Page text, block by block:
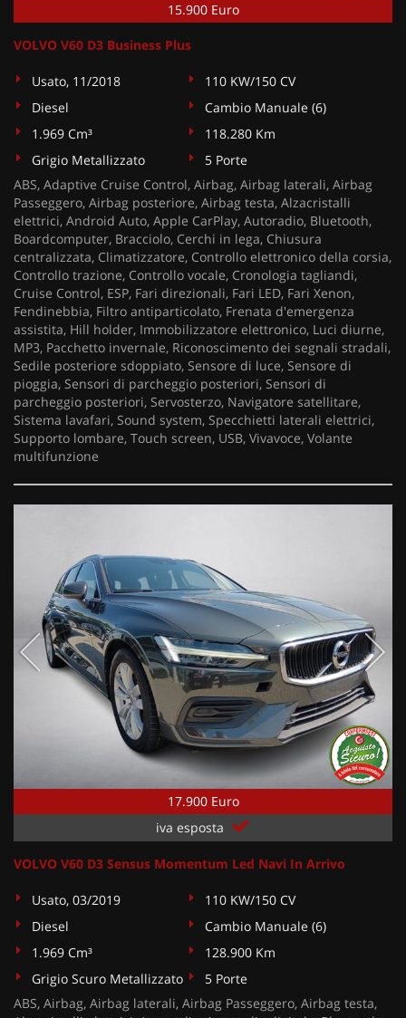
15.900 Euro
VOLVO V60 D3 Business Plus
Usato, 11/2018
110 KW/150 CV
Diesel
Cambio Manuale (6)
1.969 Cm³
118.280 Km
Grigio Metallizzato
5 Porte
ABS, Adaptive Cruise Control, Airbag, Airbag laterali, Airbag
Passeggero, Airbag posteriore, Airbag testa, Alzacristalli
elettrici, Android Auto, Apple CarPlay, Autoradio, Bluetooth,
Boardcomputer, Bracciolo, Cerchi in lega, Chiusura
centralizzata, Climatizzatore, Controllo elettronico della corsia,
Controllo trazione, Controllo vocale, Cronologia tagliandi,
Cruise Control, ESP, Fari direzionali, Fari LED, Fari Xenon,
Fendinebbia, Filtro antiparticolato, Frenata d'emergenza
assistita, Hill holder, Immobilizzatore elettronico, Luci diurne,
MP3, Pacchetto invernale, Riconoscimento dei segnali stradali,
Sedile posteriore sdoppiato, Sensore di luce, Sensore di
pioggia, Sensori di parcheggio posteriori, Sensori di
parcheggio posteriori, Servosterzo, Navigatore satellitare,
Sistema lavafari, Sound system, Specchietti laterali elettrici,
Supporto lombare, Touch screen, USB, Vivavoce, Volante
multifunzione
17.900 Euro
iva esposta
VOLVO V60 D3 Sensus Momentum Led Navi In Arrivo
Usato, 03/2019
110 KW/150 CV
Diesel
Cambio Manuale (6)
1.969 Cm³
128.900 Km
Grigio Scuro Metallizzato
5 Porte
ABS, Airbag, Airbag laterali, Airbag Passeggero, Airbag testa,